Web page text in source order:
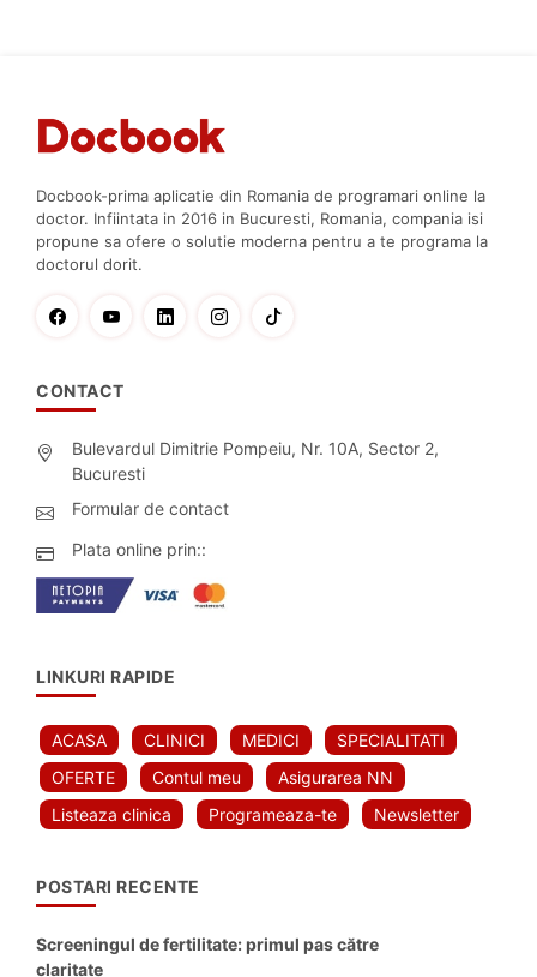
Docbook-prima aplicatie din Romania de programari online la
doctor. Infiintata in 2016 in Bucuresti, Romania, compania isi
propune sa ofere o solutie moderna pentru a te programa la
doctorul dorit.
CONTACT
Bulevardul Dimitrie Pompeiu, Nr. 10A, Sector 2,
Bucuresti
Formular de contact
Plata online prin::
LINKURI RAPIDE
ACASA CLINICI MEDICI
SPECIALITATI
OFERTE
Contul meu
Asigurarea NN
Listeaza clinica
Programeaza-te Newsletter
POSTARI RECENTE
Screeningul de fertilitate: primul pas către
claritate